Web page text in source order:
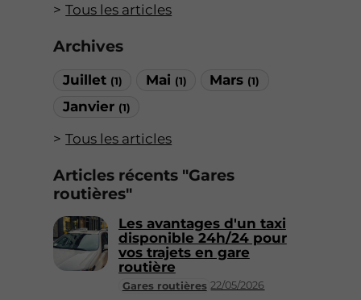
Tous les articles
Archives
Juillet (1) Mai (1) Mars (1)
Janvier (1)
Tous les articles
Articles récents "Gares
routières"
Gares routières 22/05/2026
Les avantages d'un taxi
disponible 24h/24 pour
vos trajets en gare
routière